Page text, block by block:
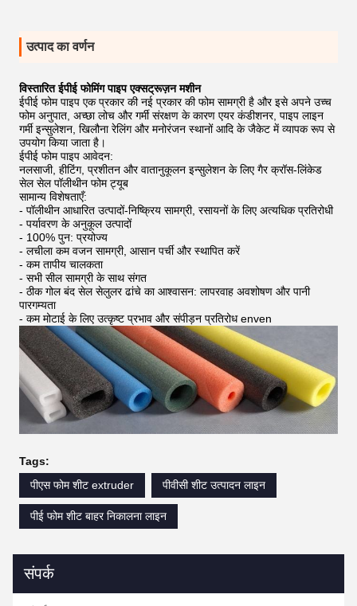
उत्पाद का वर्णन
विस्तारित ईपीई फोमिंग पाइप एक्सट्रूज़न मशीन
ईपीई फोम पाइप एक प्रकार की नई प्रकार की फोम सामग्री है और इसे अपने उच्च
फोम अनुपात, अच्छा लोच और गर्मी संरक्षण के कारण एयर कंडीशनर, पाइप लाइन
गर्मी इन्सुलेशन, खिलौना रेलिंग और मनोरंजन स्थानों आदि के जैकेट में व्यापक रूप से
उपयोग किया जाता है।
ईपीई फोम पाइप आवेदन:
नलसाजी, हीटिंग, प्रशीतन और वातानुकूलन इन्सुलेशन के लिए गैर क्रॉस-लिंकेड
सेल सेल पॉलीथीन फोम ट्यूब
सामान्य विशेषताएँ:
- पॉलीथीन आधारित उत्पादों-निष्क्रिय सामग्री, रसायनों के लिए अत्यधिक प्रतिरोधी
- पर्यावरण के अनुकूल उत्पादों
- 100% पुन: प्रयोज्य
- लचीला कम वजन सामग्री, आसान पर्ची और स्थापित करें
- कम तापीय चालकता
- सभी सील सामग्री के साथ संगत
- ठीक गोल बंद सेल सेलुलर ढांचे का आश्वासन: लापरवाह अवशोषण और पानी
पारगम्यता
- कम मोटाई के लिए उत्कृष्ट प्रभाव और संपीड़न प्रतिरोध enven
Tags:
पीएस फोम शीट extruder
पीवीसी शीट उत्पादन लाइन
पीई फोम शीट बाहर निकालना लाइन
संपर्क